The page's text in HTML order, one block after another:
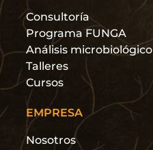
Consultoría
Programa FUNGA
Análisis microbiológico
Talleres
Cursos
EMPRESA
Nosotros